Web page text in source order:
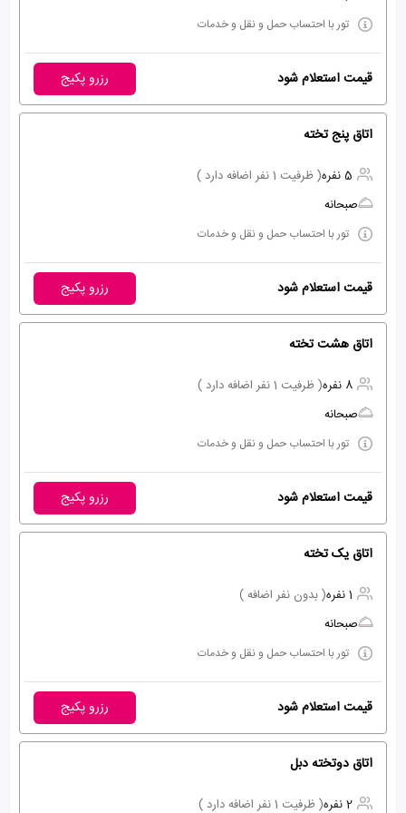
تور با احتساب حمل و نقل و خدمات
قیمت استعلام شود رزرو پکیج
اتاق پنج تخته
5 نفره
( ظرفیت 1 نفر اضافه دارد )
صبحانه
تور با احتساب حمل و نقل و خدمات
قیمت استعلام شود رزرو پکیج
اتاق هشت تخته
8 نفره
( ظرفیت 1 نفر اضافه دارد )
صبحانه
تور با احتساب حمل و نقل و خدمات
قیمت استعلام شود رزرو پکیج
اتاق یک تخته
1 نفره
( بدون نفر اضافه )
صبحانه
تور با احتساب حمل و نقل و خدمات
قیمت استعلام شود رزرو پکیج
اتاق دوتخته دبل
2 نفره ( ظرفیت 1 نفر اضافه دارد )